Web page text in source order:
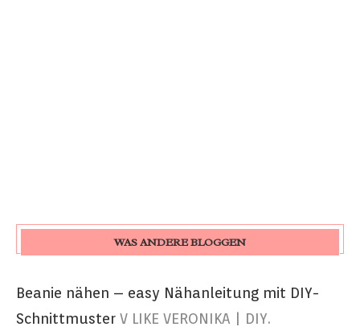
WAS ANDERE BLOGGEN
Beanie nähen – easy Nähanleitung mit DIY-
Schnittmuster V LIKE VERONIKA | DIY.